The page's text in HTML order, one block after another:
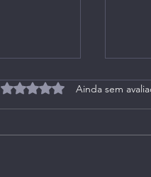
Avaliado com 0 de 5
Ainda sem